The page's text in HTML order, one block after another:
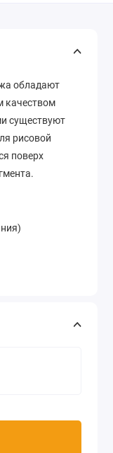
обладают
качеством
существуют
рисовой
поверх